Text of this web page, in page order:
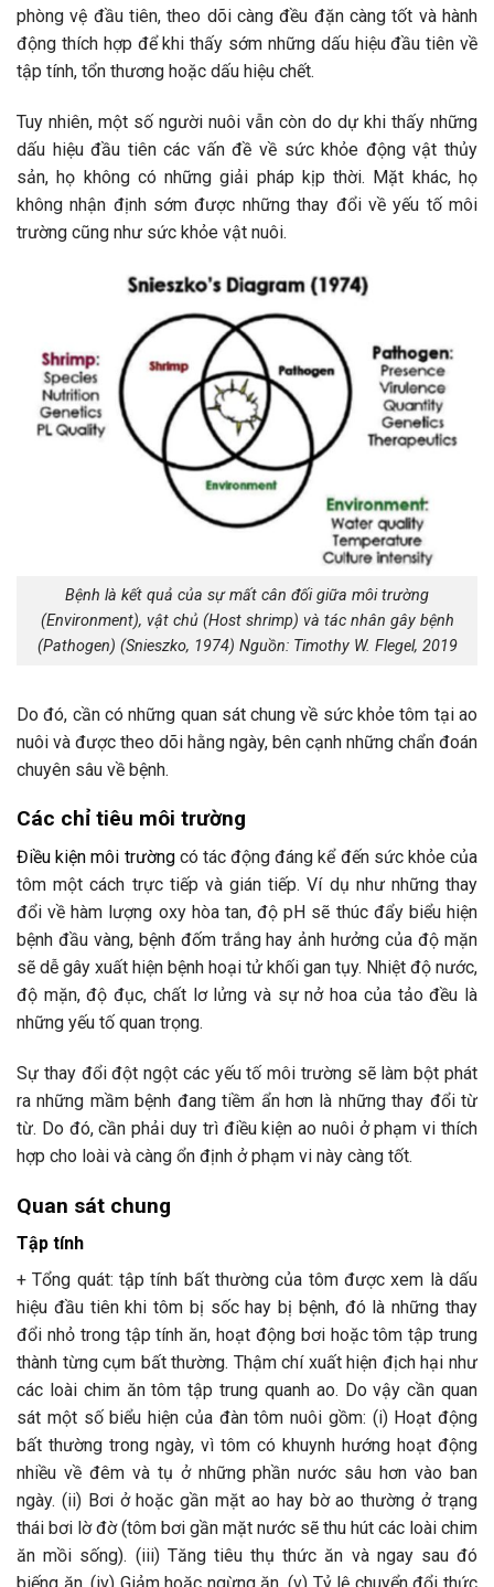
phòng vệ đầu tiên, theo dõi càng đều đặn càng tốt và hành
động thích hợp để khi thấy sớm những dấu hiệu đầu tiên về
tập tính, tổn thương hoặc dấu hiệu chết.
Tuy nhiên, một số người nuôi vẫn còn do dự khi thấy những
dấu hiệu đầu tiên các vấn đề về sức khỏe động vật thủy
sản, họ không có những giải pháp kịp thời. Mặt khác, họ
không nhận định sớm được những thay đổi về yếu tố môi
trường cũng như sức khỏe vật nuôi.
Bệnh là kết quả của sự mất cân đối giữa môi trường
(Environment), vật chủ (Host shrimp) và tác nhân gây bệnh
(Pathogen) (Snieszko, 1974) Nguồn: Timothy W. Flegel, 2019
Do đó, cần có những quan sát chung về sức khỏe tôm tại ao
nuôi và được theo dõi hằng ngày, bên cạnh những chẩn đoán
chuyên sâu về bệnh.
Các chỉ tiêu môi trường
Điều kiện môi trườngcó tác động đáng kể đến sức khỏe của
tôm một cách trực tiếp và gián tiếp. Ví dụ như những thay
đổi về hàm lượng oxy hòa tan, độ pH sẽ thúc đẩy biểu hiện
bệnh đầu vàng, bệnh đốm trắng hay ảnh hưởng của độ mặn
sẽ dễ gây xuất hiện bệnh hoại tử khối gan tụy. Nhiệt độ nước,
độ mặn, độ đục, chất lơ lửng và sự nở hoa của tảo đều là
những yếu tố quan trọng.
Sự thay đổi đột ngột các yếu tố môi trường sẽ làm bột phát
ra những mầm bệnh đang tiềm ẩn hơn là những thay đổi từ
từ. Do đó, cần phải duy trì điều kiện ao nuôi ở phạm vi thích
hợp cho loài và càng ổn định ở phạm vi này càng tốt.
Quan sát chung
Tập tính
+ Tổng quát: tập tính bất thường của tôm được xem là dấu
hiệu đầu tiên khi tôm bị sốc hay bị bệnh, đó là những thay
đổi nhỏ trong tập tính ăn, hoạt động bơi hoặc tôm tập trung
thành từng cụm bất thường. Thậm chí xuất hiện địch hại như
các loài chim ăn tôm tập trung quanh ao. Do vậy cần quan
sát một số biểu hiện của đàn tôm nuôi gồm: (i) Hoạt động
bất thường trong ngày, vì tôm có khuynh hướng hoạt động
nhiều về đêm và tụ ở những phần nước sâu hơn vào ban
ngày. (ii) Bơi ở hoặc gần mặt ao hay bờ ao thường ở trạng
thái bơi lờ đờ (tôm bơi gần mặt nước sẽ thu hút các loài chim
ăn mồi sống). (iii) Tăng tiêu thụ thức ăn và ngay sau đó